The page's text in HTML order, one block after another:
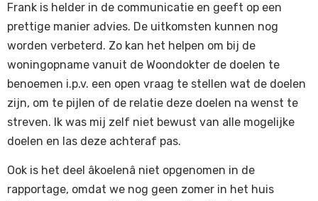
Frank is helder in de communicatie en geeft op een
prettige manier advies. De uitkomsten kunnen nog
worden verbeterd. Zo kan het helpen om bij de
woningopname vanuit de Woondokter de doelen te
benoemen i.p.v. een open vraag te stellen wat de doelen
zijn, om te pijlen of de relatie deze doelen na wenst te
streven. Ik was mij zelf niet bewust van alle mogelijke
doelen en las deze achteraf pas.
Ook is het deel âkoelenâ niet opgenomen in de
rapportage, omdat we nog geen zomer in het huis